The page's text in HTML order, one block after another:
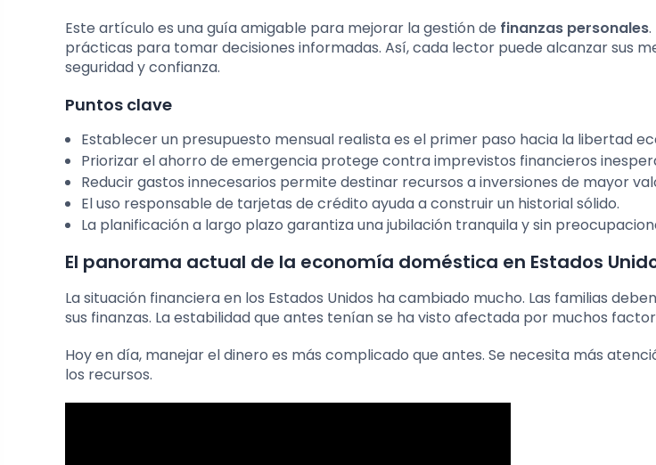
Este artículo es una guía amigable para mejorar la gestión de finanzas personales
prácticas para tomar decisiones informadas. Así, cada lector puede alcanzar sus
seguridad y confianza.
Puntos clave
Establecer un presupuesto mensual realista es el primer paso hacia la libertad
Priorizar el ahorro de emergencia protege contra imprevistos financieros
Reducir gastos innecesarios permite destinar recursos a inversiones de mayor
El uso responsable de tarjetas de crédito ayuda a construir un historial sólido.
La planificación a largo plazo garantiza una jubilación tranquila y sin
El panorama actual de la economía doméstica en Estados
La situación financiera en los Estados Unidos ha cambiado mucho. Las familias
sus finanzas. La estabilidad que antes tenían se ha visto afectada por muchos
Hoy en día, manejar el dinero es más complicado que antes. Se necesita más
los recursos.